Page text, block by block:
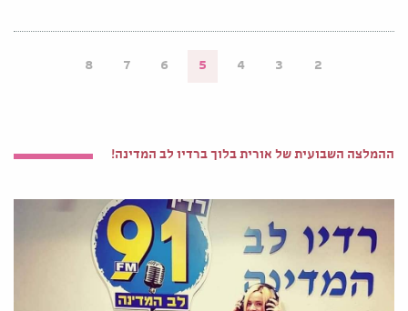
2
3
4
5
6
7
8
ההמלצה השבועית של אורית בלוך ברדיו לב המדינה!